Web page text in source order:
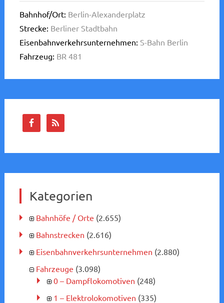
Bahnhof/Ort: Berlin-Alexanderplatz
Strecke: Berliner Stadtbahn
Eisenbahnverkehrsunternehmen: S-Bahn Berlin
Fahrzeug: BR 481
Kategorien
Bahnhöfe / Orte (2.655)
Bahnstrecken (2.616)
Eisenbahnverkehrsunternehmen (2.880)
Fahrzeuge (3.098)
0 – Dampflokomotiven (248)
1 – Elektrolokomotiven (335)